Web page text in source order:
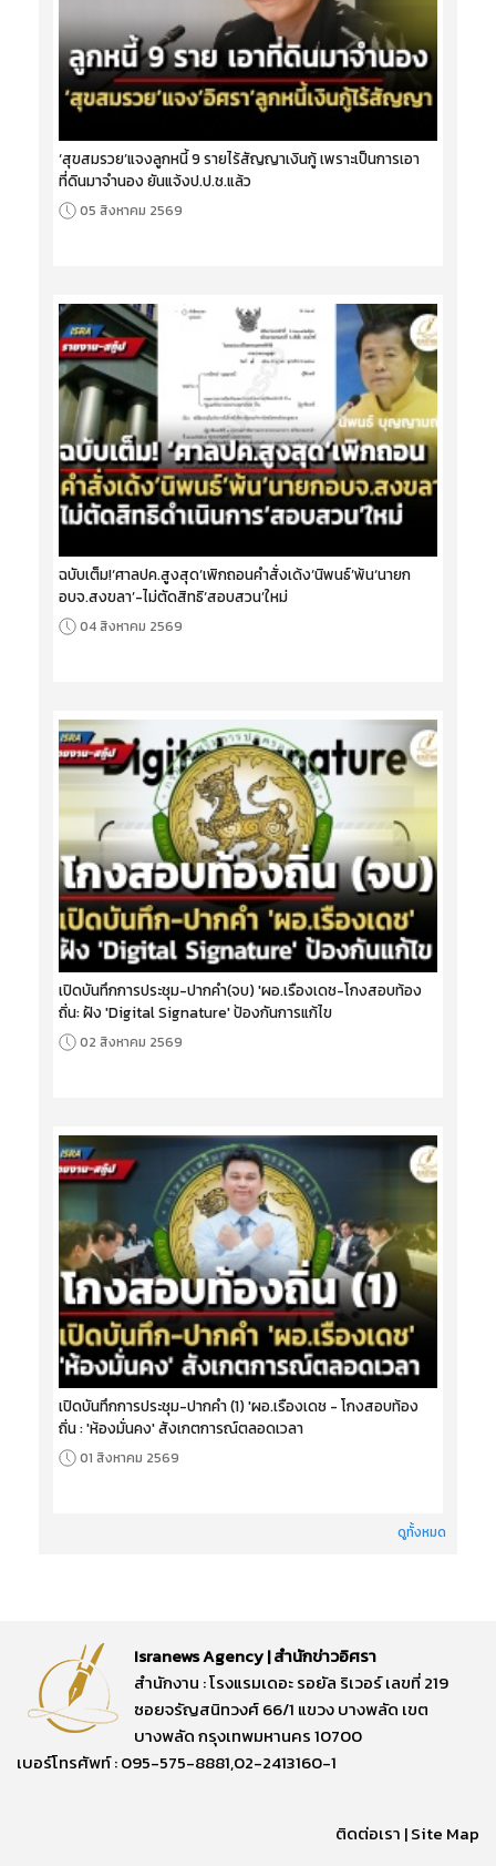
‘สุขสมรวย’แจงลูกหนี้ 9 รายไร้สัญญาเงินกู้ เพราะเป็นการเอา
ที่ดินมาจำนอง ยันแจ้งป.ป.ช.แล้ว
05 สิงหาคม 2569
ฉบับเต็ม!‘ศาลปค.สูงสุด’เพิกถอนคำสั่งเด้ง‘นิพนธ์’พ้น‘นายก
อบจ.สงขลา’-ไม่ตัดสิทธิ‘สอบสวน’ใหม่
04 สิงหาคม 2569
เปิดบันทึกการประชุม-ปากคำ(จบ) 'ผอ.เรืองเดช-โกงสอบท้อง
ถิ่น: ฝัง 'Digital Signature' ป้องกันการแก้ไข
02 สิงหาคม 2569
เปิดบันทึกการประชุม-ปากคำ (1) 'ผอ.เรืองเดช - โกงสอบท้อง
ถิ่น : 'ห้องมั่นคง' สังเกตการณ์ตลอดเวลา
01 สิงหาคม 2569
ดูทั้งหมด
Isranews Agency | สำนักข่าวอิศรา
สำนักงาน : โรงแรมเดอะ รอยัล ริเวอร์ เลขที่ 219
ซอยจรัญสนิทวงศ์ 66/1 แขวง บางพลัด เขต
บางพลัด กรุงเทพมหานคร 10700
เบอร์โทรศัพท์ : 095-575-8881,02-2413160-1
ติดต่อเรา |Site Map